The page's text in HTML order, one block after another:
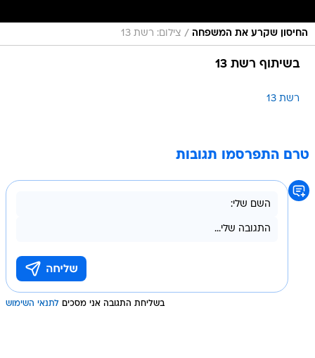
החיסון שקרע את המשפחה / צילום: רשת 13
בשיתוף רשת 13
רשת 13
טרם התפרסמו תגובות
בשליחת התגובה אני מסכים לתנאי השימוש